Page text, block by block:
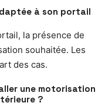
à son portail
la présence de
souhaitée. Les
des cas.
une motorisation
?